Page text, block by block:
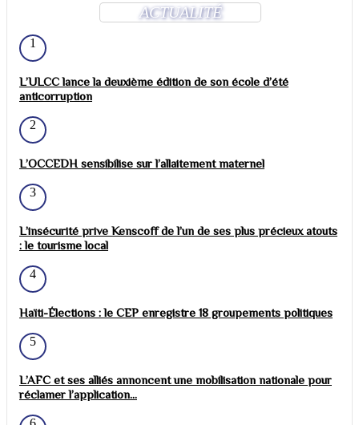
ACTUALITÉ
1
L’ULCC lance la deuxième édition de son école d’été
anticorruption
2
L’OCCEDH sensibilise sur l’allaitement maternel
3
L’insécurité prive Kenscoff de l’un de ses plus précieux atouts
: le tourisme local
4
Haïti-Élections : le CEP enregistre 18 groupements politiques
5
L’AFC et ses alliés annoncent une mobilisation nationale pour
réclamer l’application...